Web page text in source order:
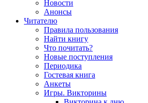
Новости
Анонсы
Читателю
Правила пользования
Найти книгу
Что почитать?
Новые поступления
Периодика
Гостевая книга
Анкеты
Игры. Викторины